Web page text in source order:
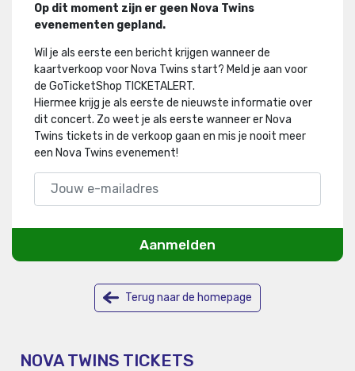
Op dit moment zijn er geen Nova Twins
evenementen gepland.
Wil je als eerste een bericht krijgen wanneer de
kaartverkoop voor Nova Twins start? Meld je aan voor
de GoTicketShop TICKETALERT.
Hiermee krijg je als eerste de nieuwste informatie over
dit concert. Zo weet je als eerste wanneer er Nova
Twins tickets in de verkoop gaan en mis je nooit meer
een Nova Twins evenement!
Aanmelden
Terug naar de homepage
NOVA TWINS TICKETS